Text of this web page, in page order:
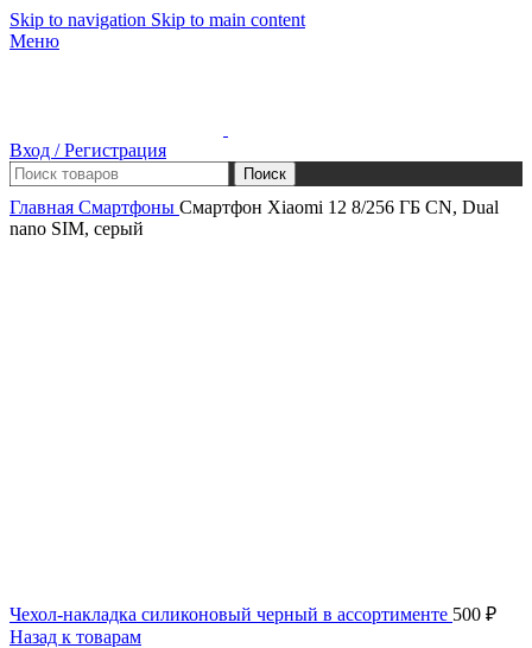
Skip to navigation Skip to main content
Меню
Вход / Регистрация
Поиск
Главная Смартфоны Смартфон Xiaomi 12 8/256 ГБ CN, Dual
nano SIM, серый
Чехол-накладка силиконовый черный в ассортименте 500 ₽
Назад к товарам